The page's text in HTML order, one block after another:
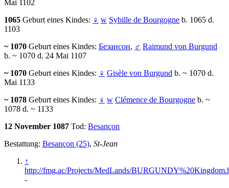
Mai 1102
1065 Geburt eines Kindes: ♀ w Sybille de Bourgogne b. 1065 d.
1103
~ 1070 Geburt eines Kindes: Безансон, ♂ Raimund von Burgund
b. ~ 1070 d. 24 Mai 1107
~ 1070 Geburt eines Kindes: ♀ Gisèle von Burgund b. ~ 1070 d.
Mai 1133
~ 1078 Geburt eines Kindes: ♀ w Clémence de Bourgogne b. ~
1078 d. ~ 1133
12 November 1087 Tod: Besançon
Bestattung: Besançon (25), St-Jean
↑
http://fmg.ac/Projects/MedLands/
-